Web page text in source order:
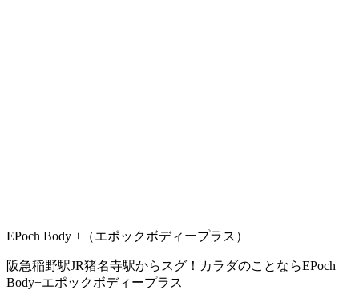
EPoch Body +（エポックボディープラス）
阪急稲野駅JR猪名寺駅からスグ！カラダのことならEPoch
Body+エポックボディープラス